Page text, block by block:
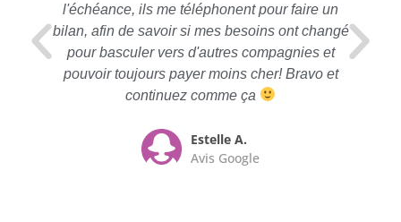
l'échéance, ils me téléphonent pour faire un
bilan, afin de savoir si mes besoins ont changé
pour basculer vers d'autres compagnies et
pouvoir toujours payer moins cher! Bravo et
continuez comme ça
Estelle A.
Avis Google